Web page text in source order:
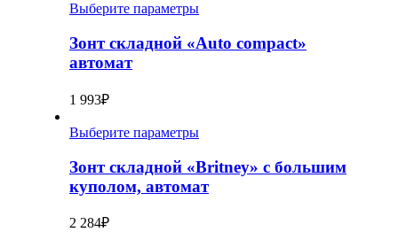
Выберите параметры
Зонт складной «Auto compact»
автомат
1 993₽
Выберите параметры
Зонт складной «Britney» с большим
куполом, автомат
2 284₽